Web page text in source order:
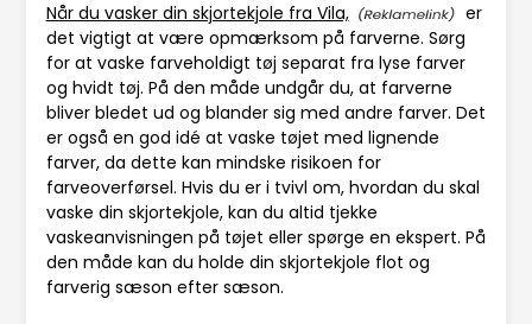
Når du vasker din skjortekjole fra Vila,
er
det vigtigt at være opmærksom på farverne. Sørg
for at vaske farveholdigt tøj separat fra lyse farver
og hvidt tøj. På den måde undgår du, at farverne
bliver bledet ud og blander sig med andre farver. Det
er også en god idé at vaske tøjet med lignende
farver, da dette kan mindske risikoen for
farveoverførsel. Hvis du er i tvivl om, hvordan du skal
vaske din skjortekjole, kan du altid tjekke
vaskeanvisningen på tøjet eller spørge en ekspert. På
den måde kan du holde din skjortekjole flot og
farverig sæson efter sæson.